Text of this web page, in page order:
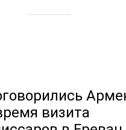
визита